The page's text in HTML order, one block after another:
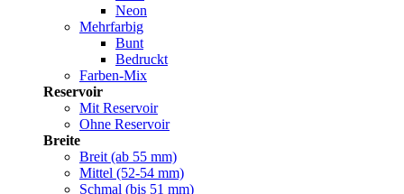
Neon
Mehrfarbig
Bunt
Bedruckt
Farben-Mix
Reservoir
Mit Reservoir
Ohne Reservoir
Breite
Breit (ab 55 mm)
Mittel (52-54 mm)
Schmal (bis 51 mm)